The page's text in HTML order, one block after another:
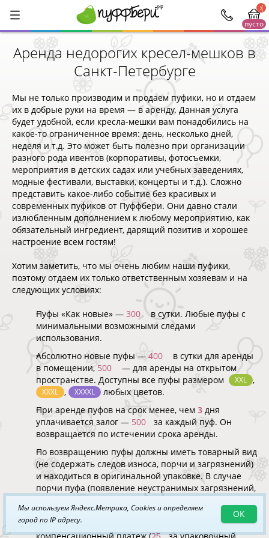
:(
пусто
Аренда недорогих кресел-мешков в
Санкт-Петербурге
Мы не только производим и продаем пуфики, но и отдаем
их в добрые руки на время — в аренду. Данная услуга
будет удобной, если кресла-мешки вам понадобились на
какое-то ограниченное время: день, несколько дней,
неделя и т.д. Это может быть полезно при организации
разного рода ивентов (корпоративы, фотосъемки,
мероприятия в детских садах или учебных заведениях,
модные фестивали, выставки, концерты и т.д.). Сложно
представить какое-либо событие без красивых и
современных пуфиков от Пуффбери. Они давно стали
излюбленным дополнением к любому мероприятию, как
обязательный ингредиент, дарящий позитив и хорошее
настроение всем гостям!
Хотим заметить, что мы очень любим наши пуфики,
поэтому отдаем их только ответственным хозяевам и на
следующих условиях:
Пуфы «Как новые» — 300 в сутки. Любые пуфы с
минимальными возможными следами
использования.
Абсолютно новые пуфы —400
в сутки для аренды
в помещении,500
— для аренды на открытом
пространстве. Доступны все пуфы размером
XXL ,
XXXL , XXXXL
любых цветов.
При аренде пуфов на срок менее, чем 3 дня
уплачивается залог — 500
за каждый пуф. Он
возвращается по истечении срока аренды.
По возвращению пуфы должны иметь товарный вид
(не содержать следов износа, порчи и загрязнений)
и находиться в оригинальной упаковке. В случае
порчи пуфа (появление неустранимых загрязнений,
разрывов) удерживается стоимость порванных
чехлов. В случае наличия устранимых загрязнений
или потери оригинальной упаковки удерживается
Мы используем Яндекс.Метрика, Cookies и определяем
город по IP адресу.
ОК